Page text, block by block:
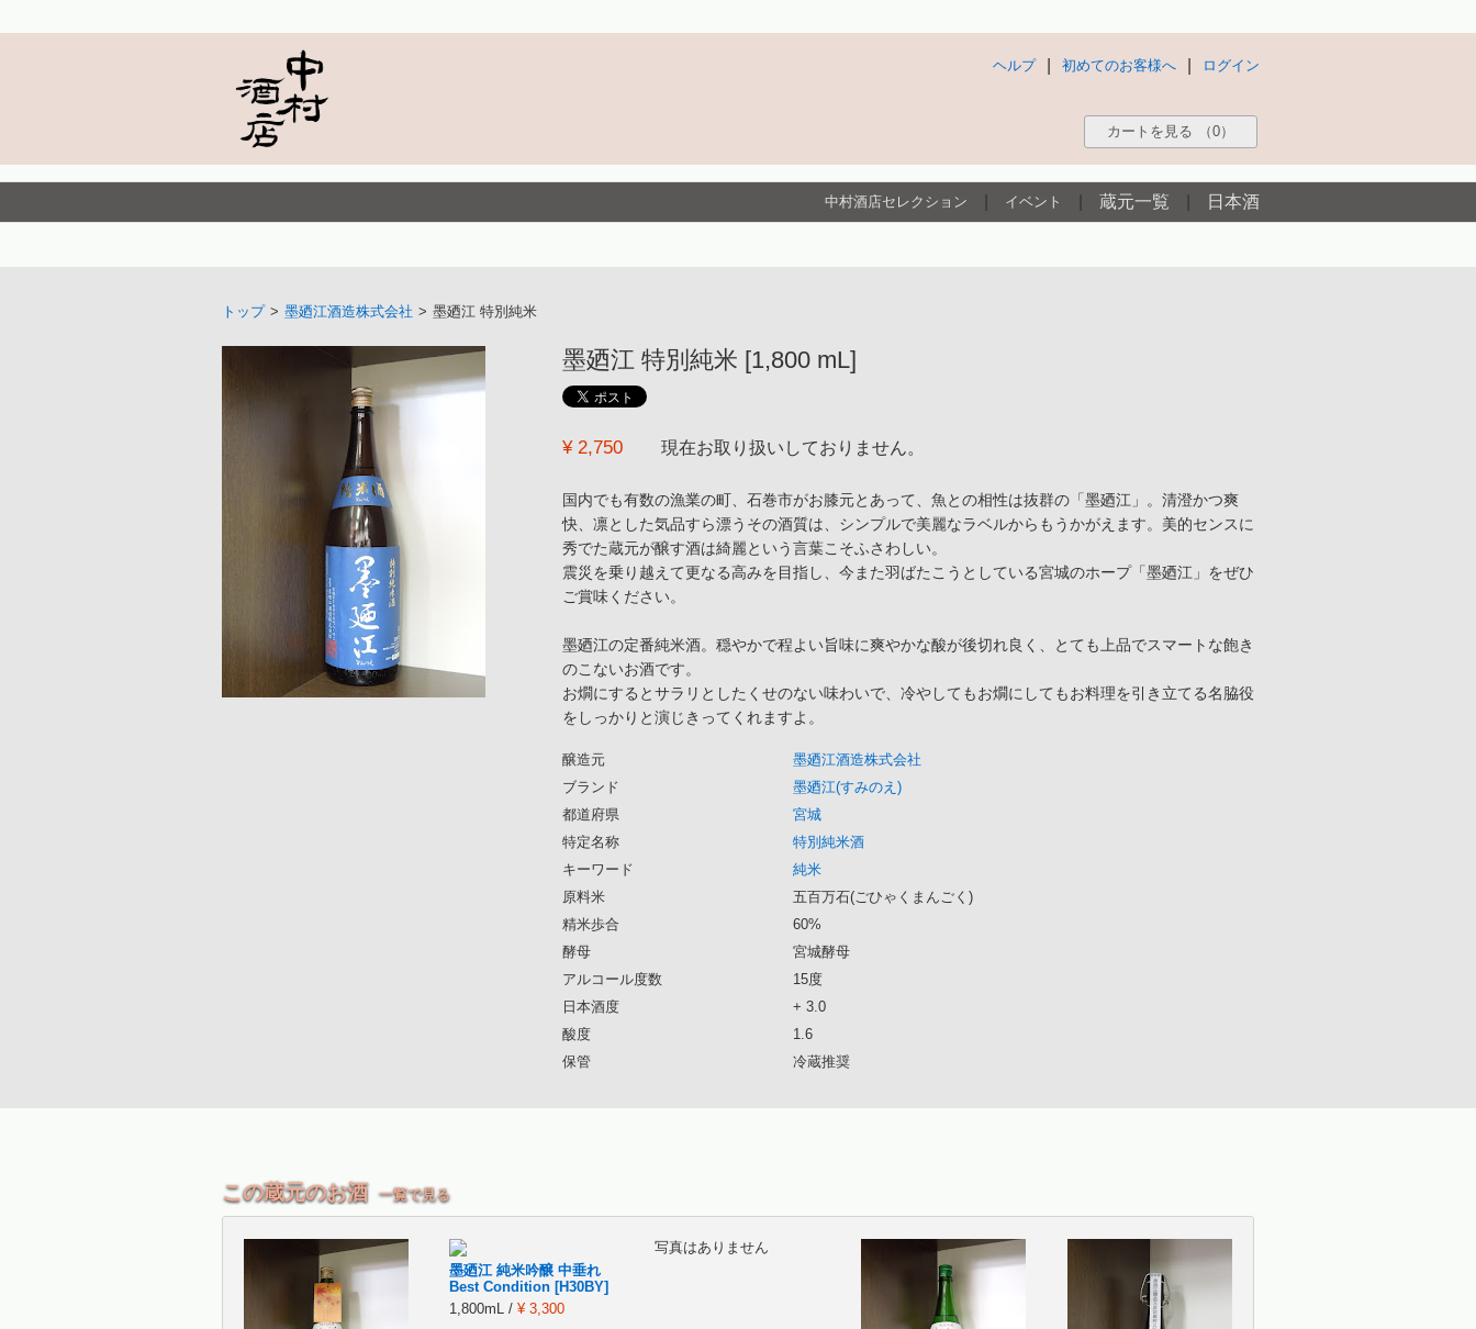
ログイン
初めてのお客様へ
ヘルプ
カートを見る （0）
中村酒店セレクション イベント 蔵元一覧 日本酒
トップ > 墨廼江酒造株式会社 > 墨廼江 特別純米
墨廼江 特別純米 [1,800 mL]
¥ 2,750 現在お取り扱いしておりません。
国内でも有数の漁業の町、石巻市がお膝元とあって、魚との相性は抜群の「墨廼江」。清澄かつ爽
快、凛とした気品すら漂うその酒質は、シンプルで美麗なラベルからもうかがえます。美的センスに
秀でた蔵元が醸す酒は綺麗という言葉こそふさわしい。
震災を乗り越えて更なる高みを目指し、今また羽ばたこうとしている宮城のホープ「墨廼江」をぜひ
ご賞味ください。
墨廼江の定番純米酒。穏やかで程よい旨味に爽やかな酸が後切れ良く、とても上品でスマートな飽き
のこないお酒です。
お燗にするとサラリとしたくせのない味わいで、冷やしてもお燗にしてもお料理を引き立てる名脇役
をしっかりと演じきってくれますよ。
醸造元
墨廼江酒造株式会社
ブランド
墨廼江(すみのえ)
都道府県
宮城
特定名称
特別純米酒
キーワード
純米
原料米
五百万石(ごひゃくまんごく)
精米歩合
60%
酵母
宮城酵母
アルコール度数
15度
日本酒度
+ 3.0
酸度
1.6
保管
冷蔵推奨
この蔵元のお酒 一覧で見る
墨廼江 純米吟醸 中垂れ
Best Condition [H30BY]
1,800mL / ¥ 3,300
写真はありません